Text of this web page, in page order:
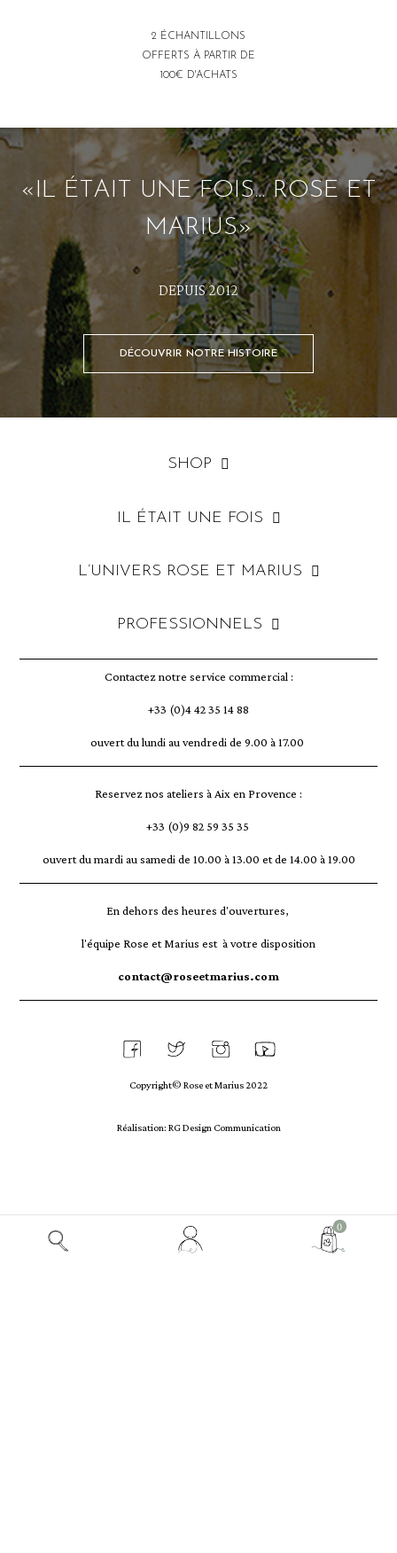
Mon
compte
0
2 ÉCHANTILLONS
OFFERTS À PARTIR DE
100€ D'ACHATS
«IL ÉTAIT UNE FOIS... ROSE ET
MARIUS»
DEPUIS 2012
DÉCOUVRIR NOTRE HISTOIRE
SHOP
IL ÉTAIT UNE FOIS
L’UNIVERS ROSE ET MARIUS
PROFESSIONNELS
Contactez notre service commercial :
+33 (0)4 42 35 14 88
ouvert du lundi au vendredi de 9.00 à 17.00
Reservez nos ateliers à Aix en Provence :
+33 (0)9 82 59 35 35
ouvert du mardi au samedi de 10.00 à 13.00 et de 14.00 à 19.00
En dehors des heures d'ouvertures,
l'équipe Rose et Marius est à votre disposition
contact@roseetmarius.com
Réalisation: RG Design Communication
Copyright© Rose et Marius 2022